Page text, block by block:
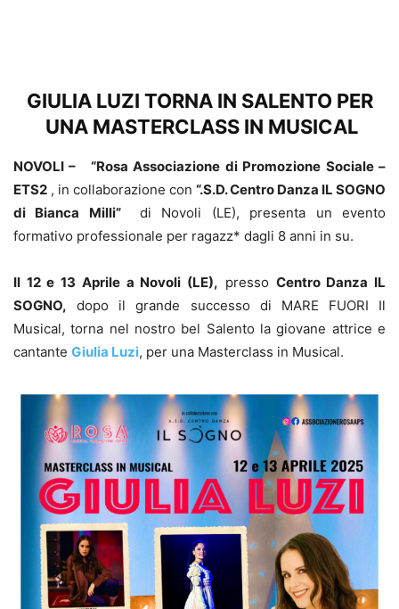
GIULIA LUZI TORNA IN SALENTO PER
UNA MASTERCLASS IN MUSICAL
NOVOLI – “Rosa Associazione di Promozione Sociale –
ETS2 , in collaborazione con “.S.D. Centro Danza IL SOGNO
di Bianca Milli” di Novoli (LE), presenta un evento
formativo professionale per ragazz* dagli 8 anni in su.
Il 12 e 13 Aprile a Novoli (LE), presso Centro Danza IL
SOGNO, dopo il grande successo di MARE FUORI Il
Musical, torna nel nostro bel Salento la giovane attrice e
cantante Giulia Luzi, per una Masterclass in Musical.